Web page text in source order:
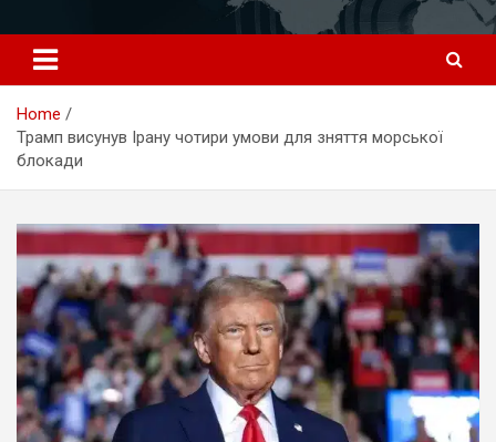
к
содержимому
Home
Трамп висунув Ірану чотири умови для зняття морської
блокади